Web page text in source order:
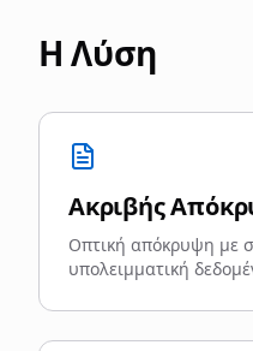
Η Λύση
Ακριβής
Οπτική απόκρυψη με
υπολειμματική